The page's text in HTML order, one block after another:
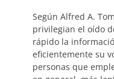
Según Alfred A.
privilegian el oído
rápido la
eficientemente su
personas que